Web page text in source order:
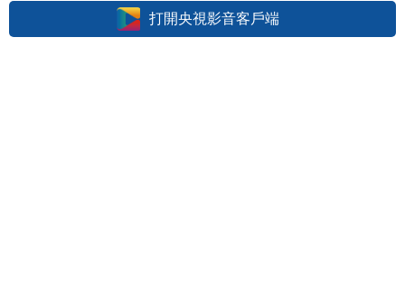
打開央視影音客戶端